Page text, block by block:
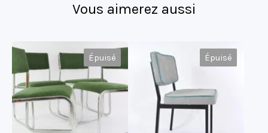
Vous aimerez aussi
Épuisé Épuisé